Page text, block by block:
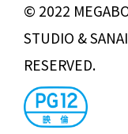
© 2022
STUDIO &
RESERVED.